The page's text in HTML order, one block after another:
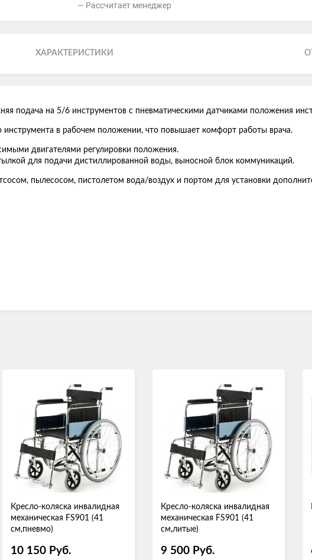
Рассчитает менеджер
ХАРАКТЕРИСТИКИ
подача на 5/6 инструментов с пневматическими датчиками положения
в рабочем положении, что повышает комфорт работы врача.
двигателями регулировки положения.
для подачи дистиллированной воды, выносной блок коммуникаций.
пылесосом, пистолетом вода/воздух и портом для установки
Кресло-коляска инвалидная
механическая FS901 (41
см,пневмо)
10 150 Руб.
Кресло-коляска инвалидная
механическая FS901 (41
см,литые)
9 500 Руб.